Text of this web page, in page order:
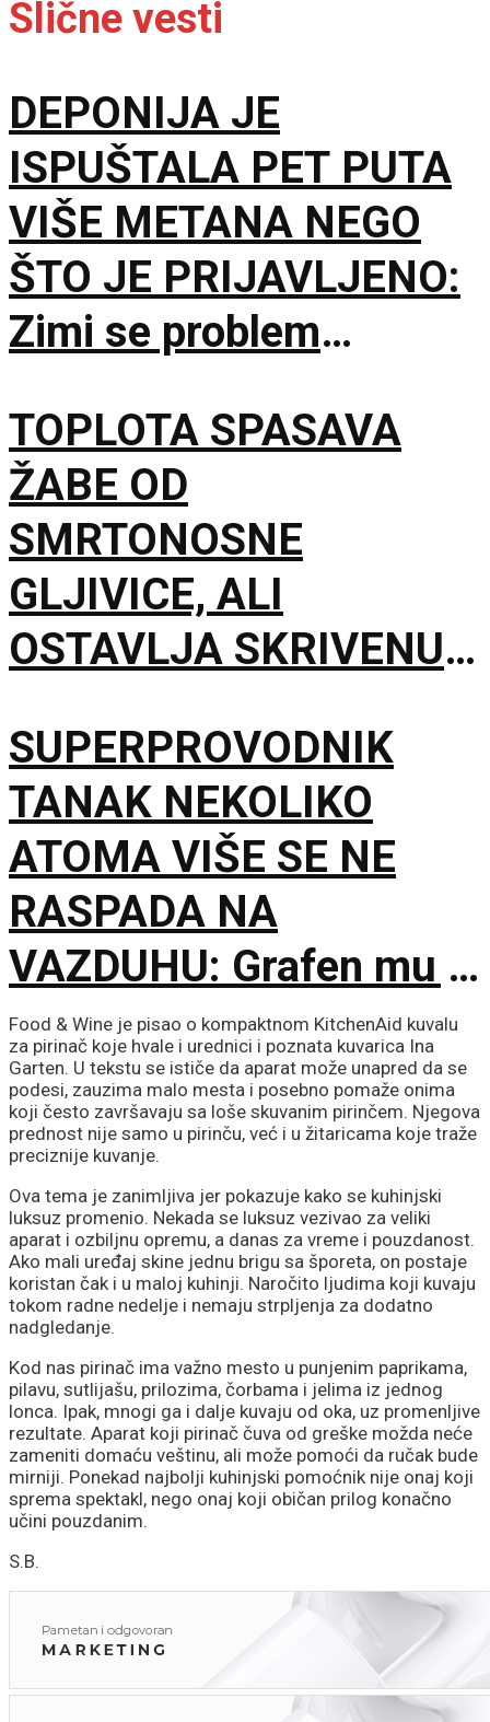
Slične vesti
DEPONIJA JE
ISPUŠTALA PET PUTA
VIŠE METANA NEGO
ŠTO JE PRIJAVLJENO:
Zimi se problem
TOPLOTA SPASAVA
ŽABE OD
SMRTONOSNE
GLJIVICE, ALI
OSTAVLJA SKRIVENU
mesecima proizvode
manje sperme
SUPERPROVODNIK
TANAK NEKOLIKO
ATOMA VIŠE SE NE
RASPADA NA
VAZDUHU: Grafen mu je
postao zaštitni krov
Food & Wine je pisao o kompaktnom KitchenAid kuvalu
za pirinač koje hvale i urednici i poznata kuvarica Ina
Garten. U tekstu se ističe da aparat može unapred da se
podesi, zauzima malo mesta i posebno pomaže onima
koji često završavaju sa loše skuvanim pirinčem. Njegova
prednost nije samo u pirinču, već i u žitaricama koje traže
preciznije kuvanje.
Ova tema je zanimljiva jer pokazuje kako se kuhinjski
luksuz promenio. Nekada se luksuz vezivao za veliki
aparat i ozbiljnu opremu, a danas za vreme i pouzdanost.
Ako mali uređaj skine jednu brigu sa šporeta, on postaje
koristan čak i u maloj kuhinji. Naročito ljudima koji kuvaju
tokom radne nedelje i nemaju strpljenja za dodatno
nadgledanje.
Kod nas pirinač ima važno mesto u punjenim paprikama,
pilavu, sutlijašu, prilozima, čorbama i jelima iz jednog
lonca. Ipak, mnogi ga i dalje kuvaju od oka, uz promenljive
rezultate. Aparat koji pirinač čuva od greške možda neće
zameniti domaću veštinu, ali može pomoći da ručak bude
mirniji. Ponekad najbolji kuhinjski pomoćnik nije onaj koji
sprema spektakl, nego onaj koji običan prilog konačno
učini pouzdanim.
S.B.